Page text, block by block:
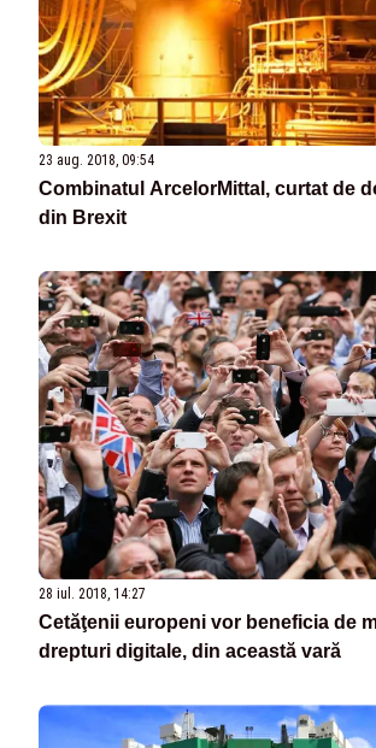
23 aug. 2018, 09:54
Combinatul ArcelorMittal, curtat de
din Brexit
28 iul. 2018, 14:27
Cetăţenii europeni vor beneficia de
drepturi digitale, din această vară